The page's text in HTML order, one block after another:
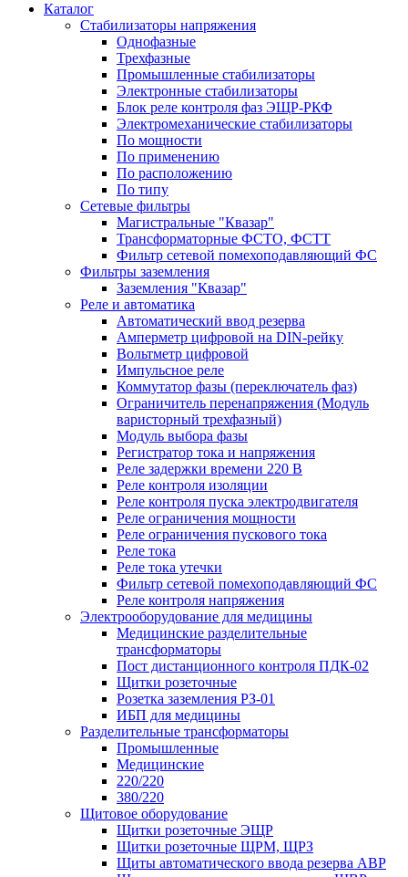
Каталог
Стабилизаторы напряжения
Однофазные
Трехфазные
Промышленные стабилизаторы
Электронные стабилизаторы
Блок реле контроля фаз ЭЩР-РКФ
Электромеханические стабилизаторы
По мощности
По применению
По расположению
По типу
Сетевые фильтры
Магистральные "Квазар"
Трансформаторные ФСТО, ФСТТ
Фильтр сетевой помехоподавляющий ФС
Фильтры заземления
Заземления "Квазар"
Реле и автоматика
Автоматический ввод резерва
Амперметр цифровой на DIN-рейку
Вольтметр цифровой
Импульсное реле
Коммутатор фазы (переключатель фаз)
Ограничитель перенапряжения (Модуль
варисторный трехфазный)
Модуль выбора фазы
Регистратор тока и напряжения
Реле задержки времени 220 В
Реле контроля изоляции
Реле контроля пуска электродвигателя
Реле ограничения мощности
Реле ограничения пускового тока
Реле тока
Реле тока утечки
Фильтр сетевой помехоподавляющий ФС
Реле контроля напряжения
Электрооборудование для медицины
Медицинские разделительные
трансформаторы
Пост дистанционного контроля ПДК-02
Щитки розеточные
Розетка заземления РЗ-01
ИБП для медицины
Разделительные трансформаторы
Промышленные
Медицинские
220/220
380/220
Щитовое оборудование
Щитки розеточные ЭЩР
Щитки розеточные ЩРМ, ЩРЗ
Щиты автоматического ввода резерва АВР